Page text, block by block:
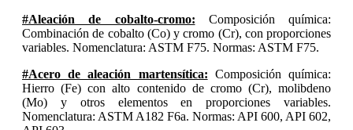
#Aleación de cobalto-cromo: Composición química:
Combinación de cobalto (Co) y cromo (Cr), con proporciones
variables. Nomenclatura: ASTM F75. Normas: ASTM F75.
#Acero de aleación martensítica: Composición química:
Hierro (Fe) con alto contenido de cromo (Cr), molibdeno
(Mo) y otros elementos en proporciones variables.
Nomenclatura: ASTM A182 F6a. Normas: API 600, API 602,